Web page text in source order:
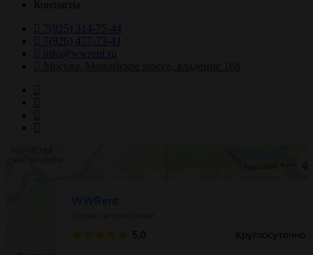
Контакты
7(925) 314-75-44
7(926) 477-73-41
info@wwrent.ru